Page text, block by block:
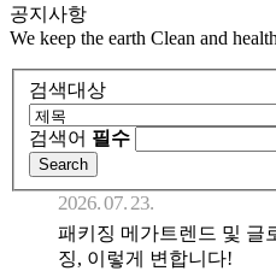
공지사항
We keep the earth Clean and
검색대상
검색어 필수
2026. 07. 23.
패키징 메가트렌드 및 글
징, 이렇게 변합니다!